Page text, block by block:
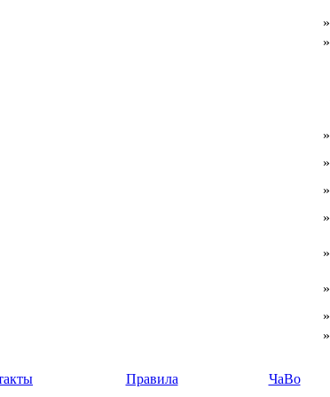
»
»
»
»
»
»
»
»
»
»
Правила ЧаВо